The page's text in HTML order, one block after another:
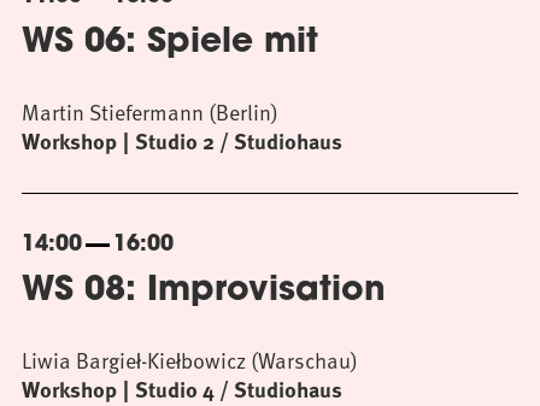
WS 06: Spiele mit
Workshop Studio 2 / Studiohaus
Martin Stiefermann (Berlin)
14:00 16:00
WS 08: Improvisation
Workshop Studio 4 / Studiohaus
Liwia Bargieł-Kiełbowicz (Warschau)